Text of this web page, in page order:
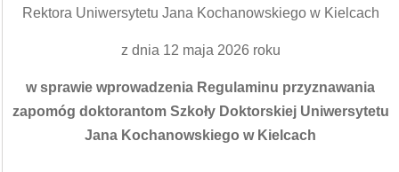
Rektora Uniwersytetu Jana Kochanowskiego w Kielcach
z dnia 12 maja 2026 roku
w sprawie wprowadzenia Regulaminu przyznawania
zapomóg doktorantom Szkoły Doktorskiej Uniwersytetu
Jana Kochanowskiego w Kielcach